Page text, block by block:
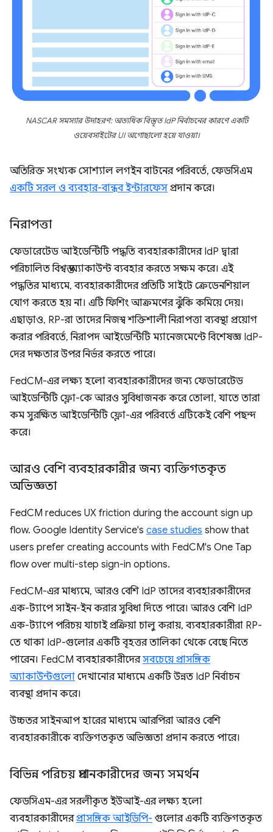
NASCAR সমস্যার উদাহরণ: অত্যধিক বিস্তৃত IdP নির্বাচনের কারণে একটি
ওয়েবসাইটের UI অগোছালো হয়ে যাওয়া।
অতিরিক্ত সংখ্যক সোশ্যাল লগইন বাটনের পরিবর্তে, ফেডসিএম
একটি সরল ও ব্যবহার-বান্ধব ইন্টারফেস প্রদান করে।
নিরাপত্তা
ফেডারেটেড আইডেন্টিটি পদ্ধতি ব্যবহারকারীদের IdP দ্বারা
পরিচালিত বিশ্বস্ত অ্যাকাউন্ট ব্যবহার করতে সক্ষম করে। এই
পদ্ধতির মাধ্যমে, ব্যবহারকারীদের প্রতিটি সাইটে ক্রেডেনশিয়াল
যোগ করতে হয় না। এটি ফিশিং আক্রমণের ঝুঁকি কমিয়ে দেয়।
এছাড়াও, RP-রা তাদের নিজস্ব শক্তিশালী নিরাপত্তা ব্যবস্থা প্রয়োগ
করার পরিবর্তে, নিরাপদ আইডেন্টিটি ম্যানেজমেন্টে বিশেষজ্ঞ IdP-
দের দক্ষতার উপর নির্ভর করতে পারে।
FedCM-এর লক্ষ্য হলো ব্যবহারকারীদের জন্য ফেডারেটেড
আইডেন্টিটি ফ্লো-কে আরও সুবিধাজনক করে তোলা, যাতে তারা
কম সুরক্ষিত আইডেন্টিটি ফ্লো-এর পরিবর্তে এটিকেই বেশি পছন্দ
করে।
আরও বেশি ব্যবহারকারীর জন্য ব্যক্তিগতকৃত
অভিজ্ঞতা
FedCM reduces UX friction during the account sign up
flow. Google Identity Service's case studies show that
users prefer creating accounts with FedCM's One Tap
flow over multi-step sign-in options.
FedCM-এর মাধ্যমে, আরও বেশি IdP তাদের ব্যবহারকারীদের
এক-ট্যাপে সাইন-ইন করার সুবিধা দিতে পারে। আরও বেশি IdP
এক-ট্যাপে পরিচয় যাচাই প্রক্রিয়া চালু করায়, ব্যবহারকারীরা RP-
তে থাকা IdP-গুলোর একটি বৃহত্তর তালিকা থেকে বেছে নিতে
পারেন। FedCM ব্যবহারকারীদেরসবচেয়ে প্রাসঙ্গিক
অ্যাকাউন্টগুলো দেখানোর মাধ্যমে একটি উন্নত IdP নির্বাচন
ব্যবস্থা প্রদান করে।
উচ্চতর সাইনআপ হারের মাধ্যমে আরপিরা আরও বেশি
ব্যবহারকারীকে ব্যক্তিগতকৃত অভিজ্ঞতা প্রদান করতে পারে।
বিভিন্ন পরিচয় প্রদানকারীদের জন্য সমর্থন
ফেডসিএম-এর সরলীকৃত ইউআই-এর লক্ষ্য হলো
ব্যবহারকারীদেরপ্রাসঙ্গিক আইডিপি- গুলোর একটি ব্যক্তিগতকৃত